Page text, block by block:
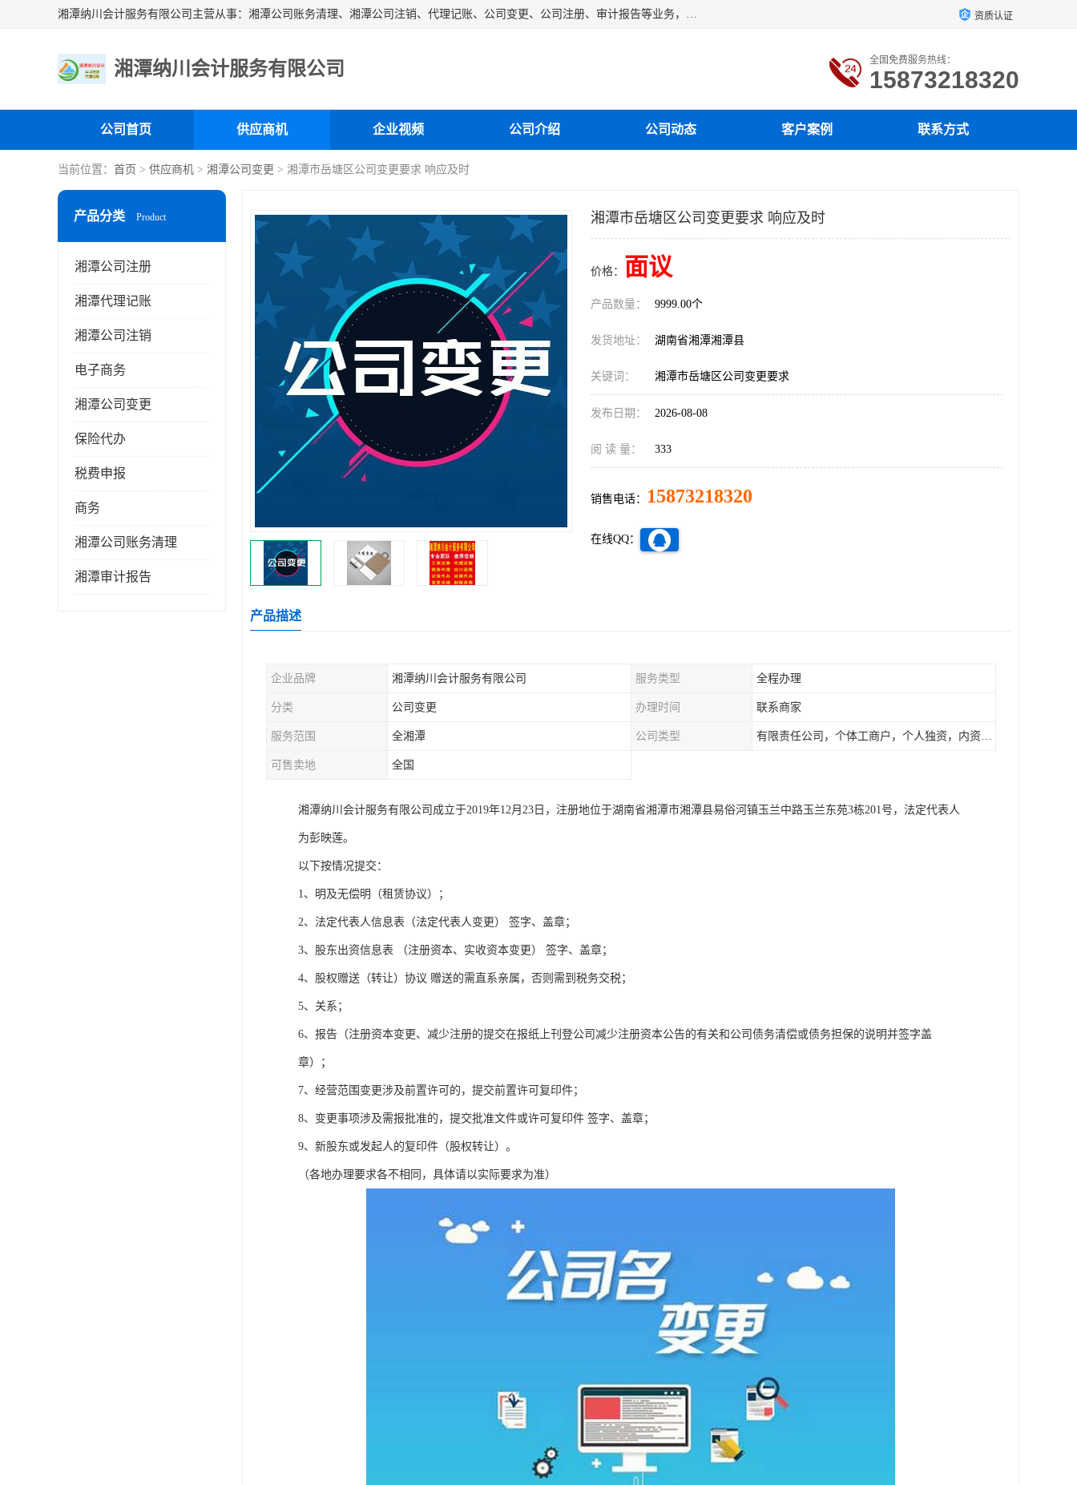
湘潭纳川会计服务有限公司主营从事：湘潭公司账务清理、湘潭公司注销、代理记账、公司变更、公司注册、审计报告等业务，公司设立有专门的代理注册部门，现有工商代办专员，部门经理从事工商代办多年，对各地区公司注册、公司变更、进出口业务等流程以及各行业公司注册、变更所需注意的细节都非常熟悉。 资质认证
湘潭纳川会计服务有限公司 全国免费服务热线：
15873218320
公司首页 供应商机 企业视频 公司介绍 公司动态 客户案例 联系方式
当前位置： 首页 > 供应商机 > 湘潭公司变更 > 湘潭市岳塘区公司变更要求 响应及时
产品分类 Product
湘潭公司注册
湘潭代理记账
湘潭公司注销
电子商务
湘潭公司变更
保险代办
税费申报
商务
湘潭公司账务清理
湘潭审计报告
湘潭市岳塘区公司变更要求 响应及时
价格： 面议
产品数量： 9999.00个
发货地址： 湖南省湘潭湘潭县
关键词： 湘潭市岳塘区公司变更要求
发布日期： 2026-08-08
阅 读 量： 333
销售电话： 15873218320
在线QQ：
产品描述
企业品牌 湘潭纳川会计服务有限公司 服务类型 全程办理
分类 公司变更 办理时间 联系商家
服务范围 全湘潭 公司类型 有限责任公司，个体工商户，个人独资，内资，外资
可售卖地 全国
湘潭纳川会计服务有限公司成立于2019年12月23日，注册地位于湖南省湘潭市湘潭县易俗河镇玉兰中路玉兰东苑3栋201号，法定代表人
为彭映莲。
以下按情况提交：
1、明及无偿明（租赁协议）；
2、法定代表人信息表（法定代表人变更） 签字、盖章；
3、股东出资信息表 （注册资本、实收资本变更） 签字、盖章；
4、股权赠送（转让）协议 赠送的需直系亲属，否则需到税务交税；
5、关系；
6、报告（注册资本变更、减少注册的提交在报纸上刊登公司减少注册资本公告的有关和公司债务清偿或债务担保的说明并签字盖
章）；
7、经营范围变更涉及前置许可的，提交前置许可复印件；
8、变更事项涉及需报批准的，提交批准文件或许可复印件 签字、盖章；
9、新股东或发起人的复印件（股权转让）。
（各地办理要求各不相同，具体请以实际要求为准）